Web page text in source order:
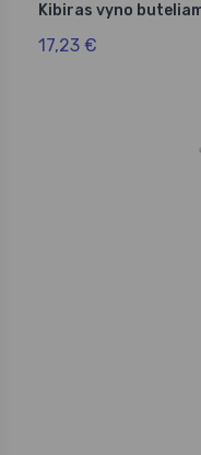
Kibiras vyno
17,23 €